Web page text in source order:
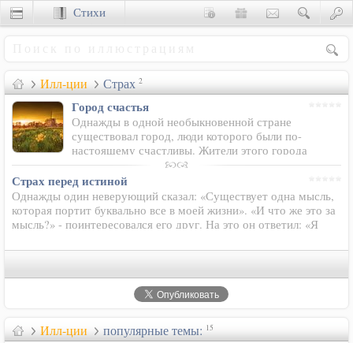
Илл-ции Страх 2
Город счастья
Однажды в одной необыкновенной стране
существовал город, люди которого были по-
настоящему счастливы. Жители этого города
жертвенно любили друг друга, и это доставляло им истинное
душевное…
Страх перед истиной
Однажды один неверующий сказал: «Существует одна мысль,
которая портит буквально все в моей жизни». «И что же это за
мысль?» - поинтересовался его друг. На это он ответил: «Я
Илл-ции популярные темы: 15
Стихи